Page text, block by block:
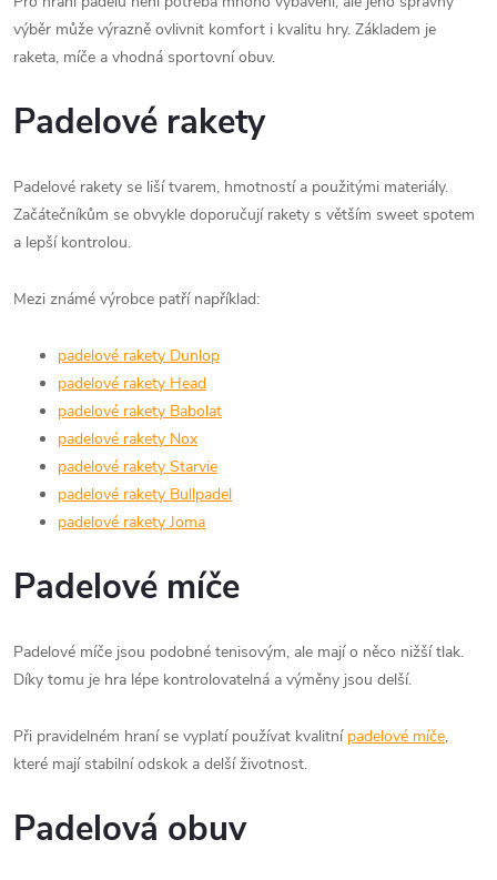
výběr může výrazně ovlivnit komfort i kvalitu hry. Základem je
raketa, míče a vhodná sportovní obuv.
Padelové rakety
Padelové rakety se liší tvarem, hmotností a použitými materiály.
Začátečníkům se obvykle doporučují rakety s větším sweet spotem
a lepší kontrolou.
Mezi známé výrobce patří například:
padelové rakety Dunlop
padelové rakety Head
padelové rakety Babolat
padelové rakety Nox
padelové rakety Starvie
padelové rakety Bullpadel
padelové rakety Joma
Padelové míče
Padelové míče jsou podobné tenisovým, ale mají o něco nižší tlak.
Díky tomu je hra lépe kontrolovatelná a výměny jsou delší.
Při pravidelném hraní se vyplatí používat kvalitní padelové míče,
které mají stabilní odskok a delší životnost.
Padelová obuv